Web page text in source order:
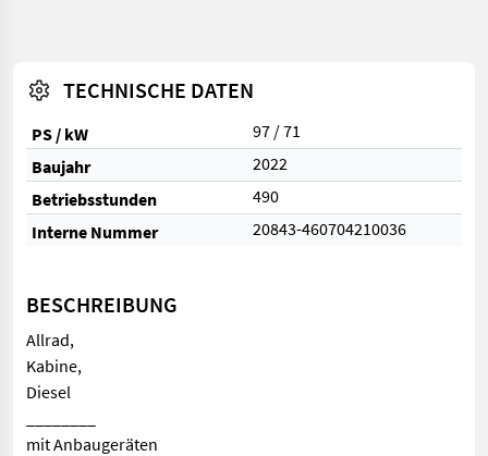
TECHNISCHE DATEN
PS / kW
97 / 71
Baujahr
2022
Betriebsstunden
490
Interne Nummer
20843-460704210036
BESCHREIBUNG
Allrad,
Kabine,
Diesel
mit Anbaugeräten